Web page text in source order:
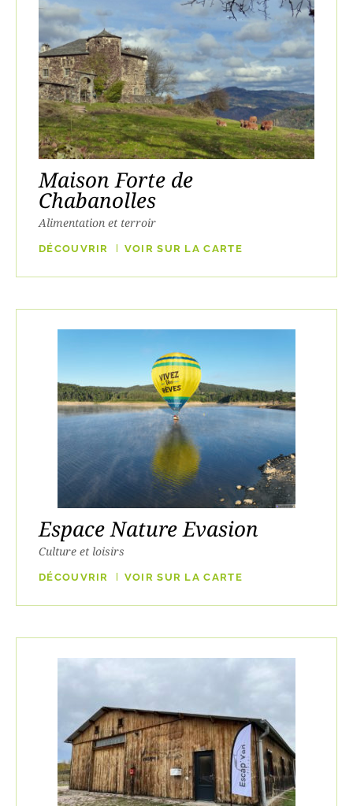
Maison Forte de
Chabanolles
Alimentation et terroir
DÉCOUVRIR VOIR SUR LA CARTE
Espace Nature Evasion
Culture et loisirs
DÉCOUVRIR VOIR SUR LA CARTE